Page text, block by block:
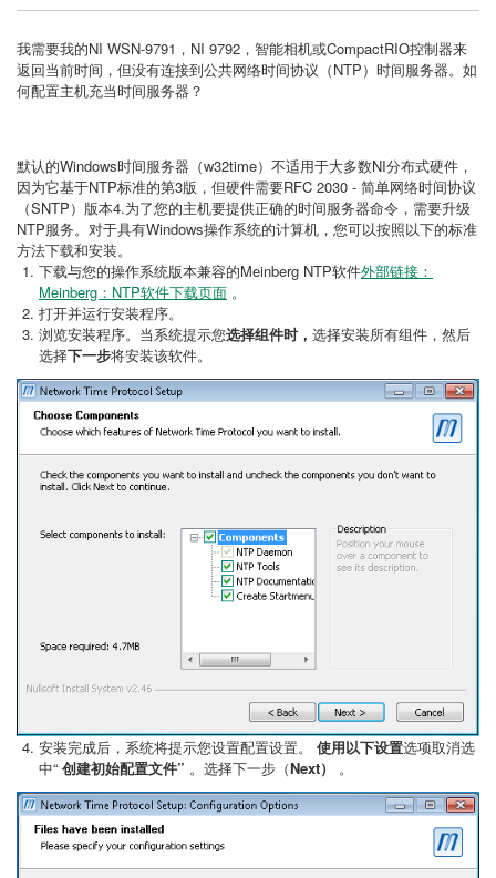
我需要我的NI WSN-9791，NI 9792，智能相机或CompactRIO控制器来
返回当前时间，但没有连接到公共网络时间协议（NTP）时间服务器。如
何配置主机充当时间服务器？
默认的Windows时间服务器（w32time）不适用于大多数NI分布式硬件，
因为它基于NTP标准的第3版，但硬件需要RFC 2030 - 简单网络时间协议
（SNTP）版本4.为了您的主机要提供正确的时间服务器命令，需要升级
NTP服务。对于具有Windows操作系统的计算机，您可以按照以下的标准
方法下载和安装。
下载与您的操作系统版本兼容的Meinberg NTP软件外部链接：
Meinberg：NTP软件下载页面 。
打开并运行安装程序。
浏览安装程序。当系统提示您选择组件时， 选择安装所有组件，然后
选择下一步将安装该软件。
安装完成后，系统将提示您设置配置设置。 使用以下设置选项取消选
中“ 创建初始配置文件” 。选择下一步（Next） 。